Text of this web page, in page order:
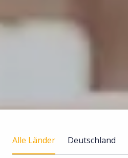
Alle Länder Deutschland